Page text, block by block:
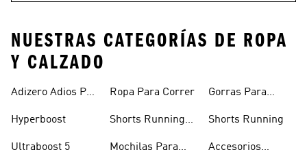
NUESTRAS CATEGORÍAS DE ROPA
Y CALZADO
Adizero Adios Pro
Hyperboost
Ultraboost 5
Ropa Para Correr
Shorts Running
Mochilas Para
Gorras Para
Shorts Running
Accesorios